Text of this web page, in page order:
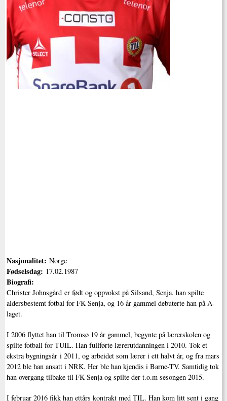
Nasjonalitet: Norge
Fødselsdag: 17.02.1987
Biografi:
Christer Johnsgård er født og oppvokst på Silsand, Senja. han spilte
aldersbestemt fotbal for FK Senja, og 16 år gammel debuterte han på A-
laget.
I 2006 flyttet han til Tromsø 19 år gammel, begynte på lærerskolen og
spilte fotball for TUIL. Han fullførte lærerutdanningen i 2010. Tok et
ekstra bygningsår i 2011, og arbeidet som lærer i ett halvt år, og fra mars
2012 ble han ansatt i NRK. Her ble han kjendis i Barne-TV. Samtidig tok
han overgang tilbake til FK Senja og spilte der t.o.m sesongen 2015.
I februar 2016 fikk han ettårs kontrakt med TIL. Han kom litt sent i gang